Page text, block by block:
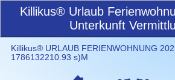
Killikus® Urlaub
Unterkunft
Killikus® URLAUB FERIENWOHNUNG
1786132210.93 s)M